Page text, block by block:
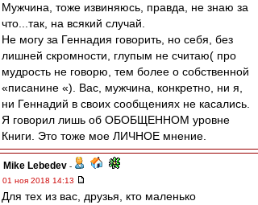
Мужчина, тоже извиняюсь, правда, не знаю за
что...так, на всякий случай.
Не могу за Геннадия говорить, но себя, без
лишней скромности, глупым не считаю( про
мудрость не говорю, тем более о собственной
«писанине «). Вас, мужчина, конкретно, ни я,
ни Геннадий в своих сообщениях не касались.
Я говорил лишь об ОБОБЩЕННОМ уровне
Книги. Это тоже мое ЛИЧНОЕ мнение.
Mike Lebedev -
01 ноя 2018 14:13
Для тех из вас, друзья, кто маленько